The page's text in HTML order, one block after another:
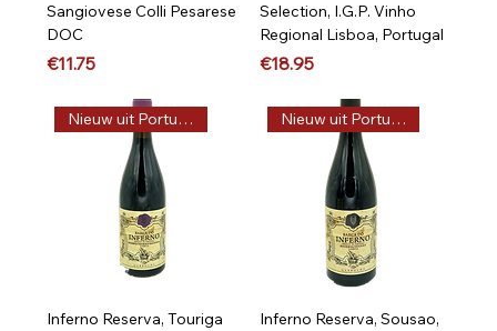
Sangiovese Colli Pesarese
DOC
Price
€11.75
Selection, I.G.P. Vinho
Regional Lisboa, Portugal
Price
€18.95
Nieuw uit Portugal, Vega
Inferno Reserva, Touriga
Nieuw uit Portugal, Vega
Inferno Reserva, Sousao,